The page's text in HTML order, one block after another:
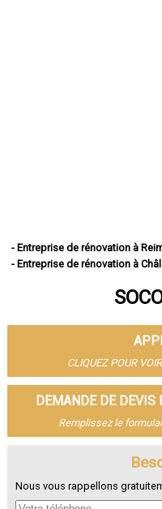
- Entreprise de rénovation à
- Entreprise de rénovation à
- Entreprise de rénovation à
- Entreprise de rénovation à
- Entreprise de rénovation à
- Entreprise de rénovation à
- Entreprise de rénovation à
- Entreprise de rénovation à
- Entreprise de rénovation à
- Entreprise de rénovation à
- Entreprise de rénovation à
- Entreprise de rénovation à
CLIQUEZ POUR
DEMANDE DE DEVIS
Remplissez le
Nous vous rappellons